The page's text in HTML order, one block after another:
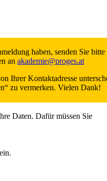
haben, senden Sie
an akademie@proges.at
Ihrer Kontaktadresse
zu vermerken. Vielen Dank!
Daten. Dafür müssen Sie